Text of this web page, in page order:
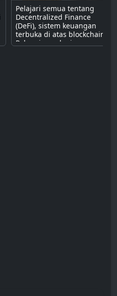
Pelajari semua tentang
Decentralized Finance
(DeFi), sistem keuangan
terbuka di atas blockchain.
Pahami cara kerjanya